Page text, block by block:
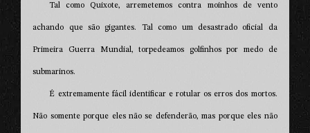
Tal como Quixote, arremetemos contra moinhos de vento
achando que são gigantes. Tal como um desastrado oficial da
Primeira Guerra Mundial, torpedeamos golfinhos por medo de
submarinos.
É extremamente fácil identificar e rotular os erros dos mortos.
Não somente porque eles não se defenderão, mas porque eles não